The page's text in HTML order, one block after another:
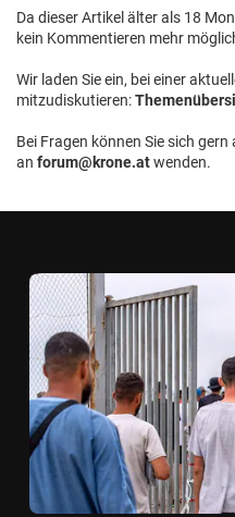
Da dieser Artikel älter als 18
kein Kommentieren mehr
Wir laden Sie ein, bei einer
mitzudiskutieren:
Bei Fragen können Sie sich
an forum@krone.atwenden.